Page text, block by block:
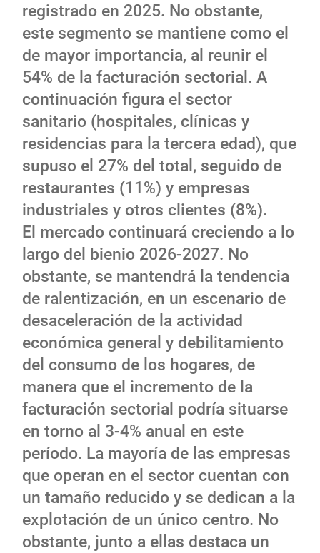
registrado en 2025. No obstante,
este segmento se mantiene como el
de mayor importancia, al reunir el
54% de la facturación sectorial. A
continuación figura el sector
sanitario (hospitales, clínicas y
residencias para la tercera edad), que
supuso el 27% del total, seguido de
restaurantes (11%) y empresas
industriales y otros clientes (8%).
El mercado continuará creciendo a lo
largo del bienio 2026-2027. No
obstante, se mantendrá la tendencia
de ralentización, en un escenario de
desaceleración de la actividad
económica general y debilitamiento
del consumo de los hogares, de
manera que el incremento de la
facturación sectorial podría situarse
en torno al 3-4% anual en este
período. La mayoría de las empresas
que operan en el sector cuentan con
un tamaño reducido y se dedican a la
explotación de un único centro. No
obstante, junto a ellas destaca un